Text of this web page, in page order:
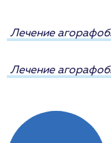
Лечение
Лечение